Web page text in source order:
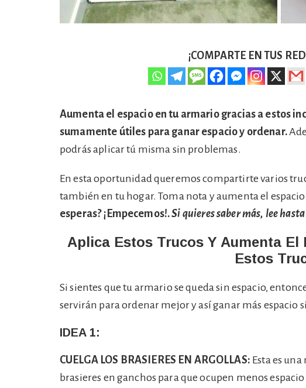
¡COMPARTE EN TUS
Aumenta el espacio en tu armario gracias a estos
sumamente útiles para ganar espacio y ordenar.
podrás aplicar tú misma sin problemas.
En esta oportunidad queremos compartirte varios
también en tu hogar. Toma nota y aumenta el
esperas? ¡Empecemos!.Si quieres saber más, lee
Aplica Estos Trucos Y Aumenta El
Estos
Si sientes que tu armario se queda sin espacio,
servirán para ordenar mejor y así ganar más espacio
IDEA 1:
CUELGA LOS BRASIERES EN ARGOLLAS: Esta es
brasieres en ganchos para que ocupen menos